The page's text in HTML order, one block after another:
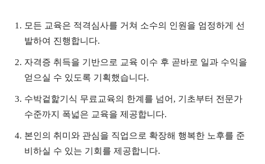
모든 교육은 적격심사를 거쳐 소수의 인원을 엄정하게 선
발하여 진행합니다.
자격증 취득을 기반으로 교육 이수 후 곧바로 일과 수익을
얻으실 수 있도록 기획했습니다.
수박겉핥기식 무료교육의 한계를 넘어, 기초부터 전문가
수준까지 폭넓은 교육을 제공합니다.
본인의 취미와 관심을 직업으로 확장해 행복한 노후를 준
비하실 수 있는 기회를 제공합니다.